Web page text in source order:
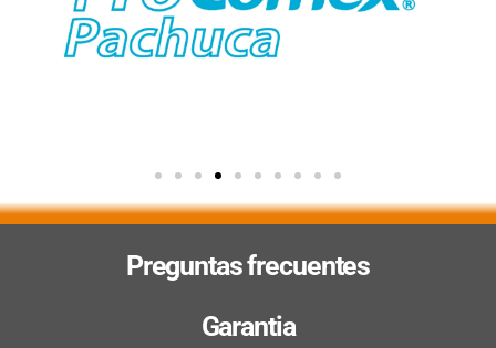
Preguntas frecuentes
Garantia